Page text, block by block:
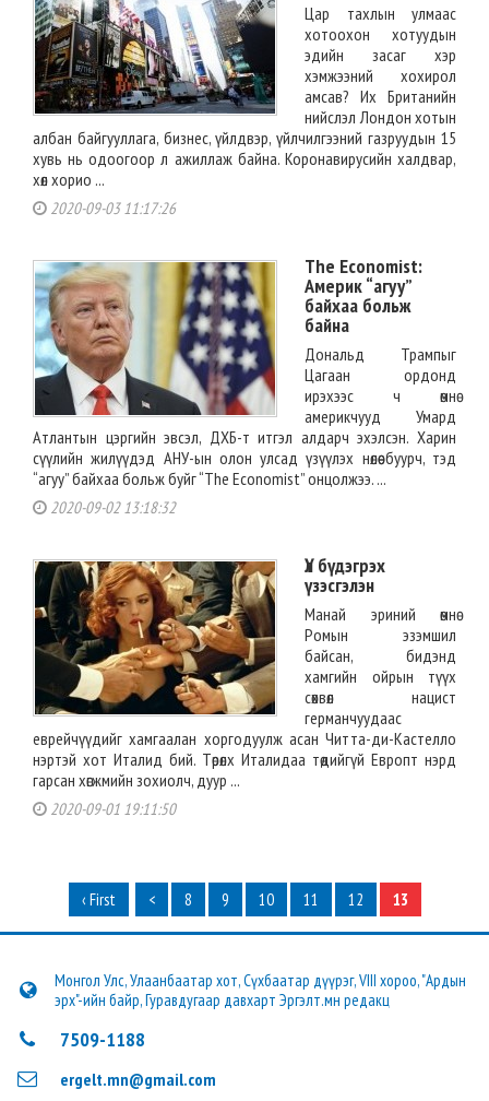
Цар тахлын улмаас
хотоохон хотуудын
эдийн засаг хэр
хэмжээний хохирол
амсав? Их Британийн
нийслэл Лондон хотын
албан байгууллага, бизнес, үйлдвэр, үйлчилгээний газруудын 15
хувь нь одоогоор л ажиллаж байна. Коронавирусийн халдвар,
хөл хорио ...
2020-09-03 11:17:26
The Economist:
Америк “агуу”
байхаа больж
байна
Дональд Трампыг
Цагаан ордонд
ирэхээс ч өмнө
америкчууд Умард
Атлантын цэргийн эвсэл, ДХБ-т итгэл алдарч эхэлсэн. Харин
сүүлийн жилүүдэд АНУ-ын олон улсад үзүүлэх нөлөө буурч, тэд
“агуу” байхаа больж буйг “The Economist” онцолжээ. ...
2020-09-02 13:18:32
Үл бүдэгрэх
үзэсгэлэн
Манай эриний өмнө
Ромын эзэмшил
байсан, бидэнд
хамгийн ойрын түүх
сөхвөл нацист
германчуудаас
еврейчүүдийг хамгаалан хоргодуулж асан Читта-ди-Кастелло
нэртэй хот Италид бий. Төрөлх Италидаа төдийгүй Европт нэрд
гарсан хөгжмийн зохиолч, дуур ...
2020-09-01 19:11:50
‹ First < 8 9 10 11 12 13
Монгол Улс, Улаанбаатар хот, Сүхбаатар дүүрэг, VIII хороо, "Ардын
эрх"-ийн байр, Гуравдугаар давхарт Эргэлт.мн редакц
7509-1188
ergelt.mn@gmail.com